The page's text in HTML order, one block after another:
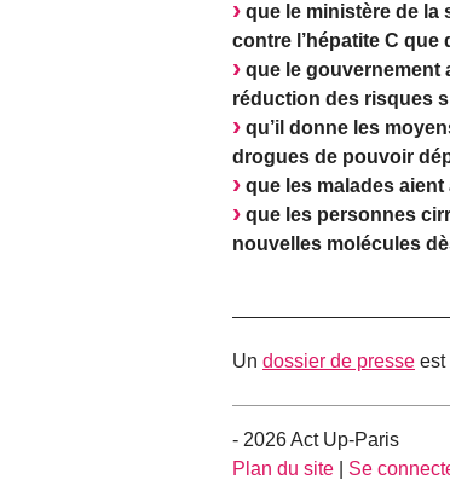
que le ministère de la
contre l’hépatite C que
que le gouvernement
réduction des risques
qu’il donne les
drogues de pouvoir
que les malades
que les personnes
nouvelles molécules
Un dossier de presse est
- 2026 Act Up-Paris
Plan du site
Se